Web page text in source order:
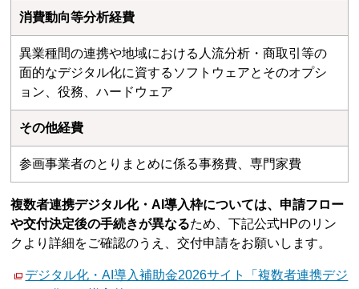
消費動向等分析経費
異業種間の連携や地域における人流分析・商取引等の
面的なデジタル化に資するソフトウェアとそのオプシ
ョン、役務、ハードウェア
その他経費
参画事業者のとりまとめに係る事務費、専⾨家費
複数者連携デジタル化・AI導入枠については、申請フロー
や交付決定後の手続きが異なるため、下記公式HPのリン
クより詳細をご確認のうえ、交付申請をお願いします。
デジタル化・AI導入補助金2026サイト「複数者連携デジ